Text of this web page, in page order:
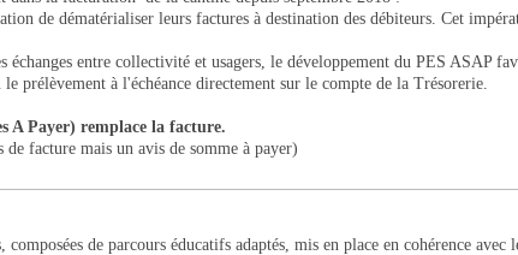
de dématérialiser leurs factures à destination des débiteurs. Cet
échanges entre collectivité et usagers, le développement du PES ASAP
prélèvement à l'échéance directement sur le compte de la Trésorerie.
A Payer) remplace la facture.
de facture mais un avis de somme à payer)
de parcours éducatifs adaptés, mis en place en cohérence avec